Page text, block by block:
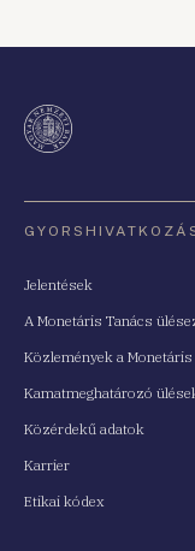
Jelentések
A Monetáris Tanács
Közlemények a
Kamatmeghatározó
Közérdekű adatok
Karrier
Etikai kódex